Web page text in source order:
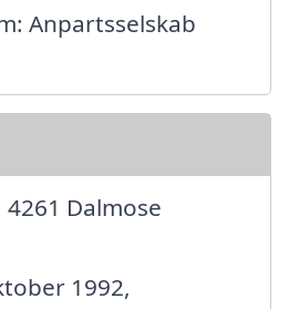
Anpartsselskab
Dalmose
1992,